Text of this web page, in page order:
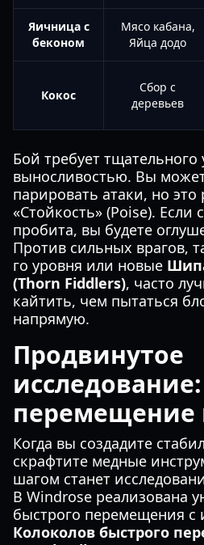
Яичница с
беконом
Мясо кабана,
Яйца додо
Кокос
Сбор с
деревьев
Бой требует тщательного
выносливостью. Вы
парировать атаки, но это
«Стойкость» (Poise). Если
пробита, вы будете
Против сильных врагов,
го уровня или новые
(Thorn Fiddlers), часто
кайтить, чем пытаться
напрямую.
Продвинутое
перемещение
Когда вы создадите
скрафтите медные
шагом станет
В Windrose реализована
быстрого перемещения с
Колоколов быстрого